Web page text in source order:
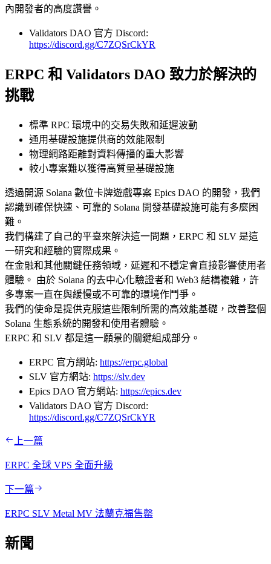
內開發者的高度讚譽。
Validators DAO 官方 Discord:
https://discord.gg/C7ZQSrCkYR
ERPC 和 Validators DAO 致力於解決的
挑戰
標準 RPC 環境中的交易失敗和延遲波動
通用基礎設施提供商的效能限制
物理網路距離對資料傳播的重大影響
較小專案難以獲得高質量基礎設施
透過開源 Solana 數位卡牌遊戲專案 Epics DAO 的開發，我們
認識到確保快速、可靠的 Solana 開發基礎設施可能有多麼困
難。
我們構建了自己的平臺來解決這一問題，ERPC 和 SLV 是這
一研究和經驗的實際成果。
在金融和其他關鍵任務領域，延遲和不穩定會直接影響使用者
體驗。 由於 Solana 的去中心化驗證者和 Web3 結構複雜，許
多專案一直在與緩慢或不可靠的環境作鬥爭。
我們的使命是提供克服這些限制所需的高效能基礎，改善整個
Solana 生態系統的開發和使用者體驗。
ERPC 和 SLV 都是這一願景的關鍵組成部分。
ERPC 官方網站: https://erpc.global
SLV 官方網站: https://slv.dev
Epics DAO 官方網站: https://epics.dev
Validators DAO 官方 Discord:
https://discord.gg/C7ZQSrCkYR
上一篇
ERPC 全球 VPS 全面升級
下一篇
ERPC SLV Metal MV 法蘭克福售罄
新聞